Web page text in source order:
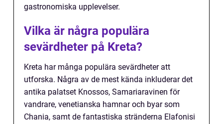
gastronomiska upplevelser.
Vilka är några populära
sevärdheter på Kreta?
Kreta har många populära sevärdheter att
utforska. Några av de mest kända inkluderar det
antika palatset Knossos, Samariaravinen för
vandrare, venetianska hamnar och byar som
Chania, samt de fantastiska stränderna Elafonisi